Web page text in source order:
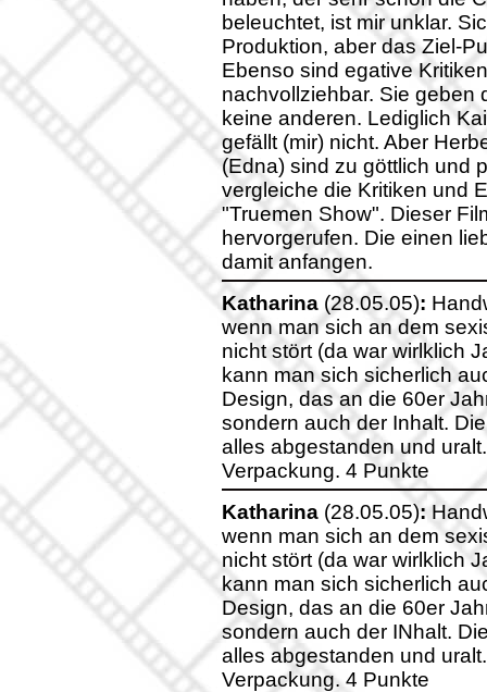
beleuchtet, ist mir unklar.
Produktion, aber das Ziel-
Ebenso sind egative
nachvollziehbar. Sie geben
keine anderen. Lediglich
gefällt (mir) nicht. Aber
(Edna) sind zu göttlich und
vergleiche die Kritiken und
"Truemen Show". Dieser
hervorgerufen. Die einen
damit anfangen.
Katharina (28.05.05):
wenn man sich an dem
nicht stört (da war wirlklich
kann man sich sicherlich
Design, das an die 60er
sondern auch der Inhalt.
alles abgestanden und
Verpackung. 4 Punkte
Katharina (28.05.05):
wenn man sich an dem
nicht stört (da war wirlklich
kann man sich sicherlich
Design, das an die 60er
sondern auch der INhalt.
alles abgestanden und
Verpackung. 4 Punkte